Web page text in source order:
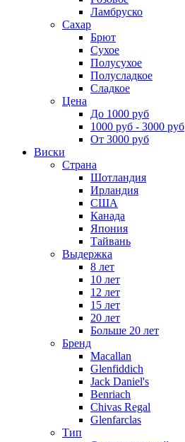
Ламбруско
Сахар
Брют
Сухое
Полусухое
Полусладкое
Сладкое
Цена
До 1000 руб
1000 руб - 3000 руб
От 3000 руб
Виски
Страна
Шотландия
Ирландия
США
Канада
Япония
Тайвань
Выдержка
8 лет
10 лет
12 лет
15 лет
20 лет
Больше 20 лет
Бренд
Macallan
Glenfiddich
Jack Daniel's
Benriach
Chivas Regal
Glenfarclas
Тип